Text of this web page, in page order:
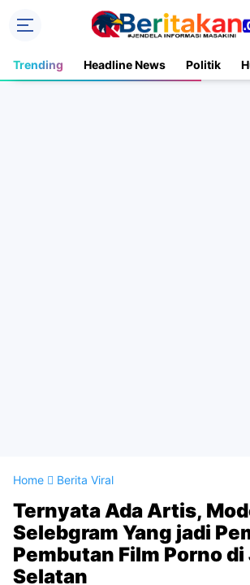
Trending Headline News Politik
Home Berita Viral
Ternyata Ada Artis,
Selebgram Yang jadi
Pembutan Film Porno
Selatan